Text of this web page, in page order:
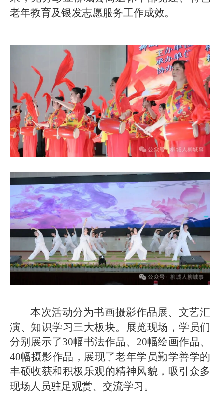
老年教育及银发志愿服务工作成效。
本次活动分为书画摄影作品展、文艺汇
演、知识学习三大板块。展览现场，学员们
分别展示了30幅书法作品、20幅绘画作品、
40幅摄影作品，展现了老年学员勤学善学的
丰硕收获和积极乐观的精神风貌，吸引众多
现场人员驻足观赏、交流学习。